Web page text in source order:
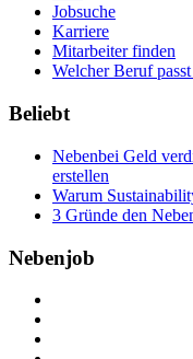
Jobsuche
Karriere
Mitarbeiter finden
Welcher Beruf
Beliebt
Nebenbei Geld
erstellen
Warum
3 Gründe den
Nebenjob